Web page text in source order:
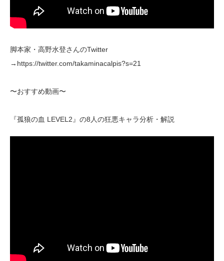
脚本家・高野水登さんのTwitter
→https://twitter.com/takaminacalpis?s=21
〜おすすめ動画〜
『孤狼の血 LEVEL2』の8人の狂悪キャラ分析・解説